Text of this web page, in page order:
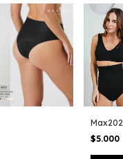
Max202
$5.000